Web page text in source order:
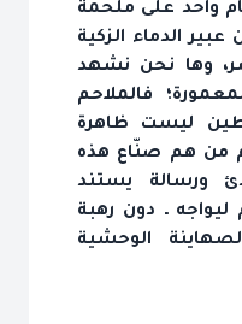
واحد على ملحمة
عبير الدماء الزكية
وها نحن نشهد
فالملاحم
ليست ظاهرة
من هم صنّاع هذه
ورسالة يستند
ـ دون رهبة
الوحشية